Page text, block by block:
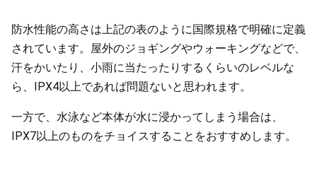
防水性能の高さは上記の表のように国際規格で明確に定義
されています。屋外のジョギングやウォーキングなどで、
汗をかいたり、小雨に当たったりするくらいのレベルな
ら、IPX4以上であれば問題ないと思われます。
一方で、水泳など本体が水に浸かってしまう場合は、
IPX7以上のものをチョイスすることをおすすめします。